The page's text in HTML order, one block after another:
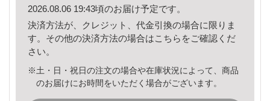
2026.08.06 19:43頃のお届け予定です。
決済方法が、クレジット、代金引換の場合に限りま
す。その他の決済方法の場合はこちら をご確認くだ
さい。
※土・日・祝日の注文の場合や在庫状況によって、商品
のお届けにお時間をいただく場合がございます。